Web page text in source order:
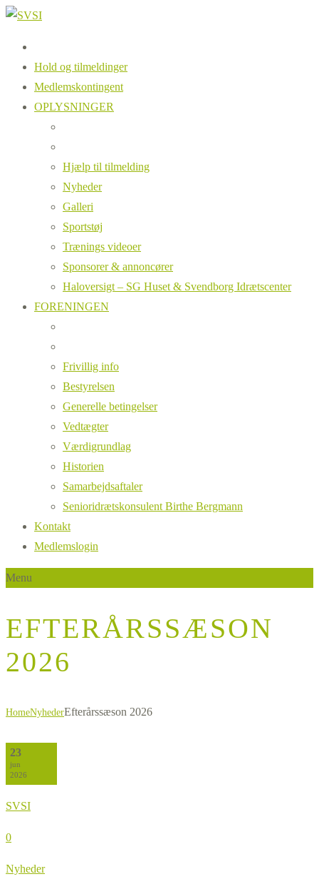
Hold og tilmeldinger
Medlemskontingent
OPLYSNINGER
Hjælp til tilmelding
Nyheder
Galleri
Sportstøj
Trænings videoer
Sponsorer & annoncører
Haloversigt – SG Huset & Svendborg Idrætscenter
FORENINGEN
Frivillig info
Bestyrelsen
Generelle betingelser
Vedtægter
Værdigrundlag
Historien
Samarbejdsaftaler
Senioridrætskonsulent Birthe Bergmann
Kontakt
Medlemslogin
Menu
EFTERÅRSSÆSON
2026
HomeNyhederEfterårssæson 2026
23
jun
2026
SVSI
0
Nyheder